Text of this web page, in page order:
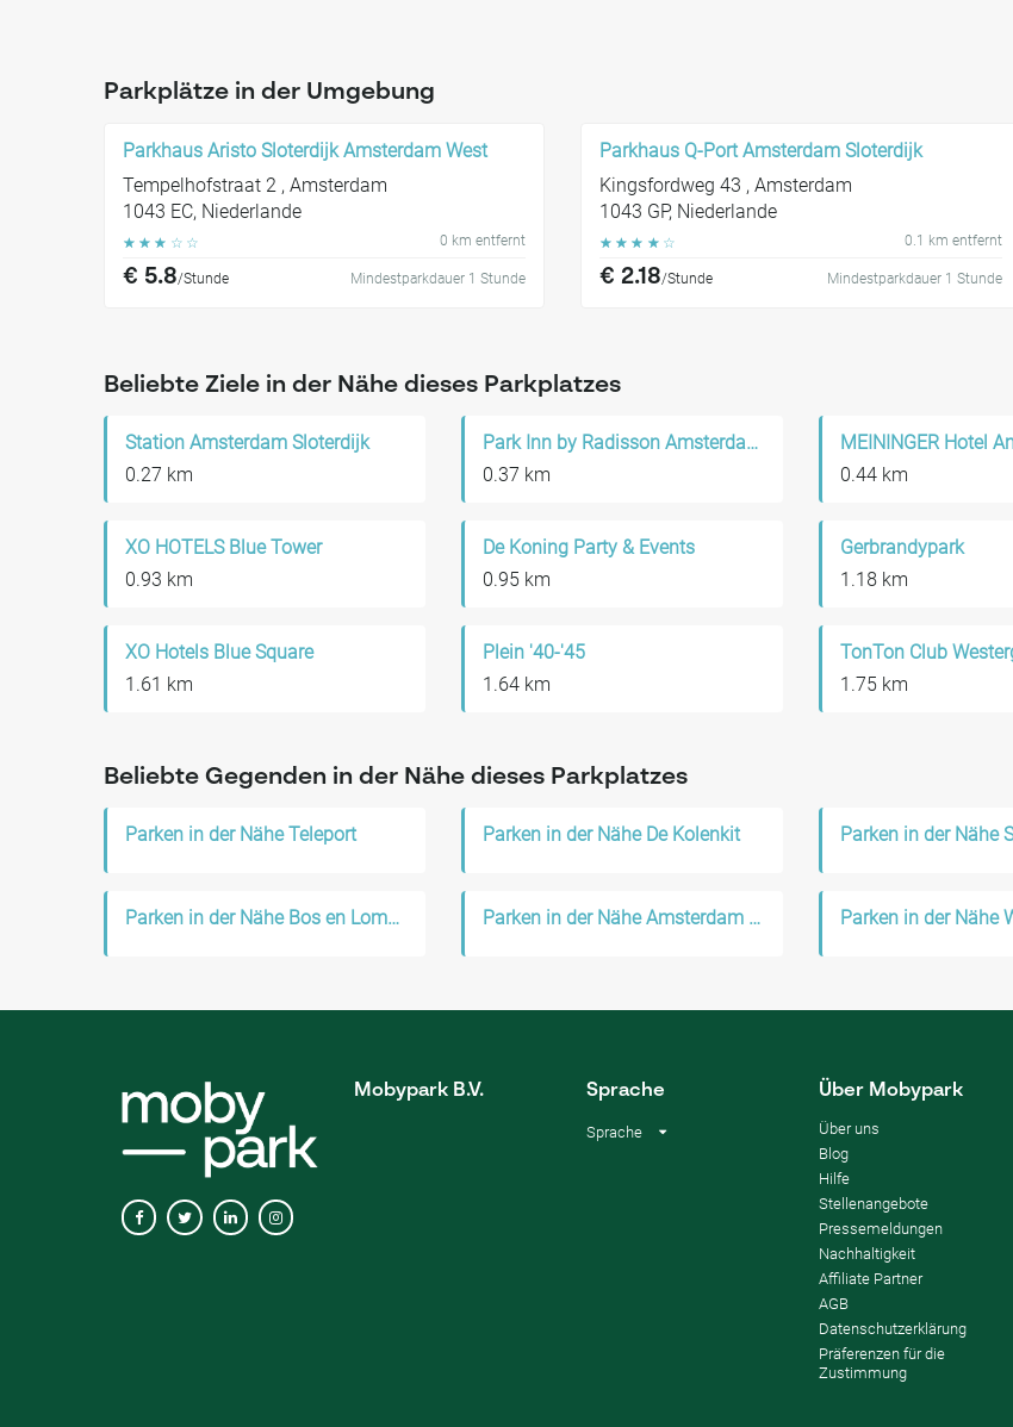
Parkplätze in der Umgebung
Parkhaus Aristo Sloterdijk Amsterdam West
Tempelhofstraat 2 , Amsterdam
1043 EC, Niederlande
☆ ☆ ☆ ☆ ☆ 0 km entfernt
€ 5.8/Stunde Mindestparkdauer 1 Stunde
Parkhaus Q-Port Amsterdam Sloterdijk
Kingsfordweg 43 , Amsterdam
1043 GP, Niederlande
☆ ☆ ☆ ☆ ☆ 0.1 km entfernt
€ 2.18/Stunde Mindestparkdauer 1 Stunde
Beliebte Ziele in der Nähe dieses Parkplatzes
Station Amsterdam Sloterdijk
0.27 km
Park Inn by Radisson Amsterdam City West
0.37 km
0.44 km
XO HOTELS Blue Tower
0.93 km
De Koning Party & Events
0.95 km
Gerbrandypark
1.18 km
XO Hotels Blue Square
1.61 km
Plein '40-'45
1.64 km
TonTon Club
1.75 km
Beliebte Gegenden in der Nähe dieses Parkplatzes
Parken in der Nähe Teleport Parken in der Nähe De Kolenkit
Parken in der Nähe Bos en Lommer Parken in der Nähe Amsterdam West Parken in der Nähe
Mobypark B.V. Sprache
Sprache
Über Mobypark
Über uns
Blog
Hilfe
Stellenangebote
Pressemeldungen
Nachhaltigkeit
Affiliate Partner
AGB
Datenschutzerklärung
Präferenzen für die
Zustimmung